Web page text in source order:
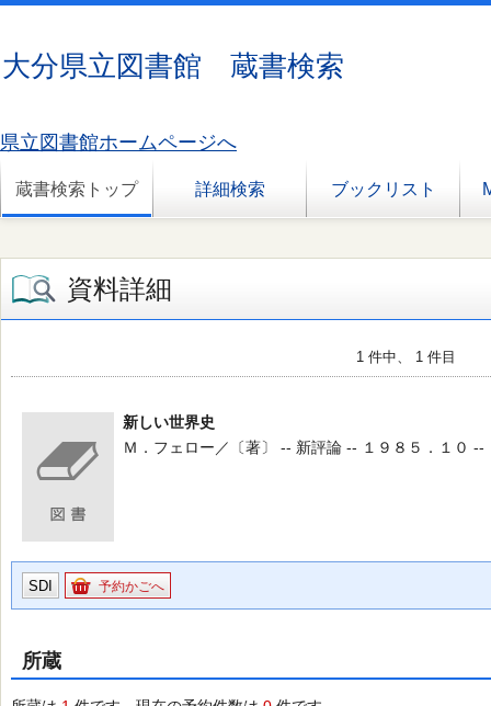
大分県立図書館 蔵書検索
県立図書館ホームページへ
蔵書検索トップ 詳細検索 ブックリスト
資料詳細
1 件中、 1 件目
新しい世界史
Ｍ．フェロー／〔著〕 -- 新評論 -- １９８５．１０ --
SDI 予約かごへ
所蔵